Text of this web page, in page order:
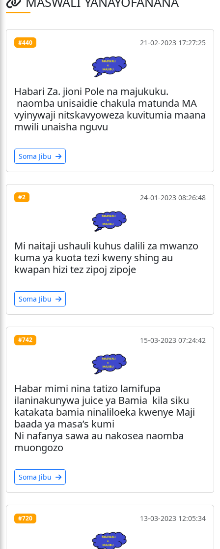
#440 21-02-2023 17:27:25
Habari Za. jioni Pole na majukuku.
naomba unisaidie chakula matunda MA
vyinywaji nitskavyoweza kuvitumia maana
mwili unaisha nguvu
Soma Jibu
#2 24-01-2023 08:26:48
Mi naitaji ushauli kuhus dalili za mwanzo
kuma ya kuota tezi kweny shing au
kwapan hizi tez zipoj zipoje
Soma Jibu
#742 15-03-2023 07:24:42
Habar mimi nina tatizo lamifupa
ilaninakunywa juice ya Bamia kila siku
katakata bamia ninaliloeka kwenye Maji
baada ya masa’s kumi
Ni nafanya sawa au nakosea naomba
muongozo
Soma Jibu
#720 13-03-2023 12:05:34